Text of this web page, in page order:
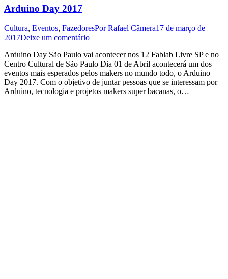
Arduino Day 2017
Cultura, Eventos, FazedoresPorRafael Câmera17 de março de
2017Deixe um comentário
Arduino Day São Paulo vai acontecer nos 12 Fablab Livre SP e no
Centro Cultural de São Paulo Dia 01 de Abril acontecerá um dos
eventos mais esperados pelos makers no mundo todo, o Arduino
Day 2017. Com o objetivo de juntar pessoas que se interessam por
Arduino, tecnologia e projetos makers super bacanas, o…